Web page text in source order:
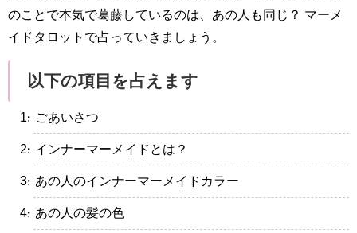
のことで本気で葛藤しているのは、あの人も同じ？ マーメ
イドタロットで占っていきましょう。
以下の項目を占えます
・ごあいさつ
・インナーマーメイドとは？
・あの人のインナーマーメイドカラー
・あの人の髪の色